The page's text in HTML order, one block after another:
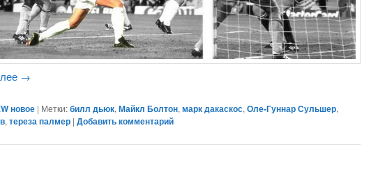
→
новое | Метки: билл дьюк,Майкл Болтон,марк дакаскос,Оле-Гуннар Сульшер,
,тереза палмер |Добавить комментарий